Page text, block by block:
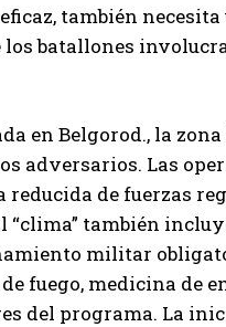
eficaz, también
los batallones
en Belgorod., la
adversarios. Las
de fuerzas
“clima” también
militar
fuego, medicina de
del programa. La